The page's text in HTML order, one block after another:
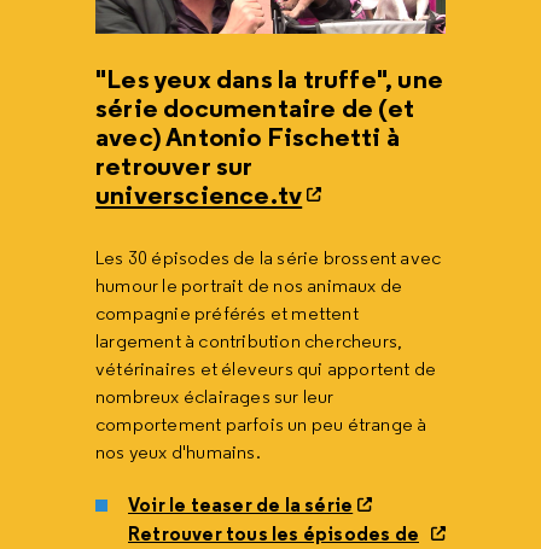
"Les yeux dans la truffe", une
série documentaire de (et
avec) Antonio Fischetti à
retrouver sur
universcience.tv
Les 30 épisodes de la série brossent avec
humour le portrait de nos animaux de
compagnie préférés et mettent
largement à contribution chercheurs,
vétérinaires et éleveurs qui apportent de
nombreux éclairages sur leur
comportement parfois un peu étrange à
nos yeux d'humains.
Voir le teaser de la série
Retrouver tous les épisodes de